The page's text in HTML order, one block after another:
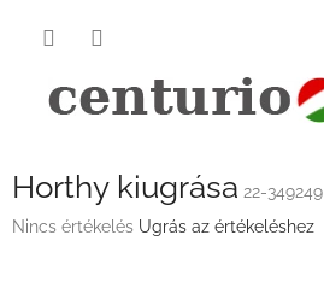
Horthy kiugrása 22-349249
A
Nincs értékelés Ugrás az értékeléshez